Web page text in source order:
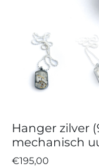
Hanger zilver
mechanisch
€195,00